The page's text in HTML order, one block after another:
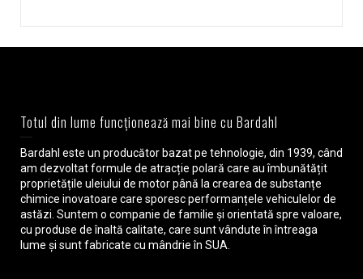
Totul din lume funcționează mai bine cu Bardahl
Bardahl este un producător bazat pe tehnologie, din 1939, când
am dezvoltat formule de atracție polară care au îmbunătățit
proprietățile uleiului de motor până la crearea de substanțe
chimice inovatoare care sporesc performanțele vehiculelor de
astăzi. Suntem o companie de familie și orientată spre valoare,
cu produse de înaltă calitate, care sunt vândute în întreaga
lume și sunt fabricate cu mândrie în SUA.